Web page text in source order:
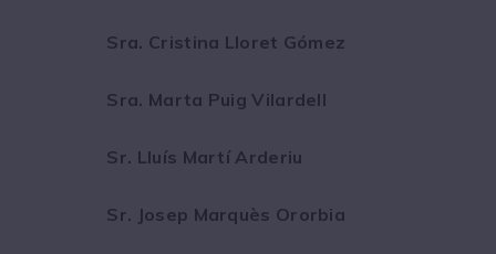
Sra. Cristina Lloret Gómez
Sra. Marta Puig Vilardell
Sr. Lluís Martí Arderiu
Sr. Josep Marquès Ororbia